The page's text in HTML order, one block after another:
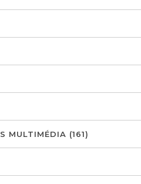
MULTIMÉDIA (161)